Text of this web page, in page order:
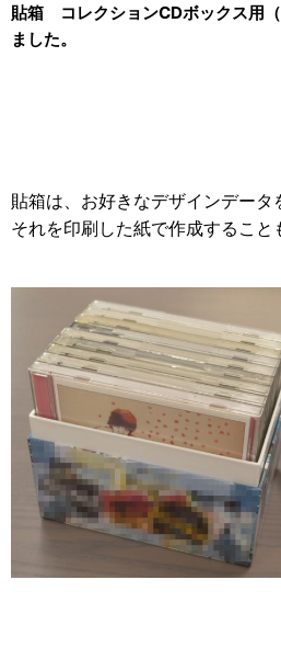
貼箱 コレクションCDボックス用
ました。
貼箱は、お好きなデザインデータ
それを印刷した紙で作成すること
靴・衣類・アパレル小物用
記録メディア用（USBほか）
産業・電化製品用
ノベルティ
アニメ関連
2015年
2014年
2010年